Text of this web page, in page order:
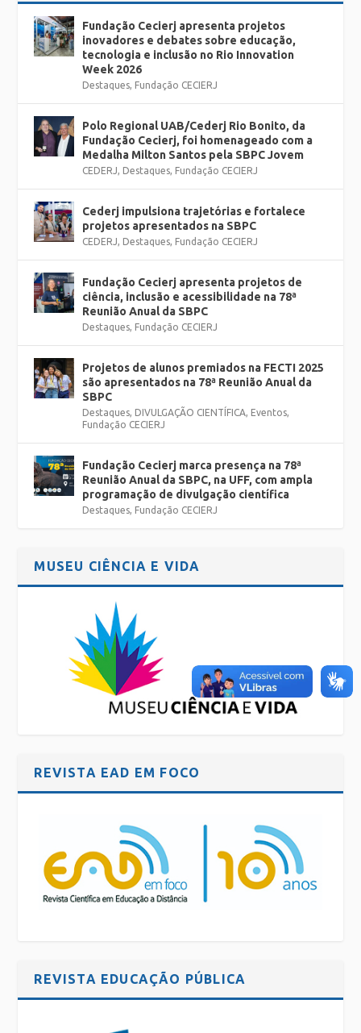
Fundação Cecierj apresenta projetos
inovadores e debates sobre educação,
tecnologia e inclusão no Rio Innovation
Week 2026
Destaques Fundação CECIERJ
Polo Regional UAB/Cederj Rio Bonito, da
Fundação Cecierj, foi homenageado com a
Medalha Milton Santos pela SBPC Jovem
CEDERJ Destaques Fundação CECIERJ
Cederj impulsiona trajetórias e fortalece
projetos apresentados na SBPC
CEDERJ Destaques Fundação CECIERJ
Fundação Cecierj apresenta projetos de
ciência, inclusão e acessibilidade na 78ª
Reunião Anual da SBPC
Destaques Fundação CECIERJ
Projetos de alunos premiados na FECTI 2025
são apresentados na 78ª Reunião Anual da
SBPC
Destaques DIVULGAÇÃO CIENTÍFICA Eventos
Fundação CECIERJ
Fundação Cecierj marca presença na 78ª
Reunião Anual da SBPC, na UFF, com ampla
programação de divulgação científica
Destaques Fundação CECIERJ
MUSEU CIÊNCIA E VIDA
REVISTA EAD EM FOCO
REVISTA EDUCAÇÃO PÚBLICA